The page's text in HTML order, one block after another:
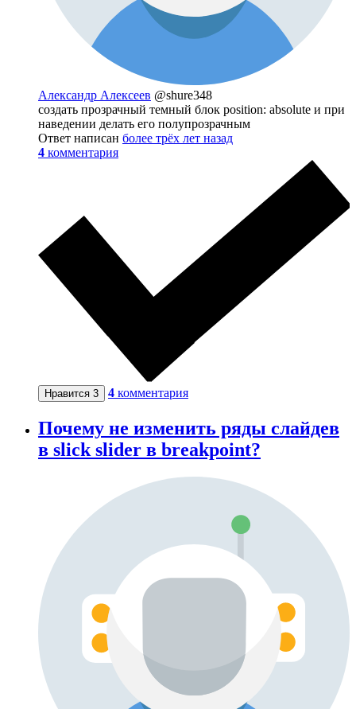
Александр Алексеев @shure348
создать прозрачный темный блок position: absolute и при
наведении делать его полупрозрачным
Ответ написан более трёх лет назад
4 комментария
Нравится 3 4 комментария
Почему не изменить ряды слайдев
в slick slider в breakpoint?